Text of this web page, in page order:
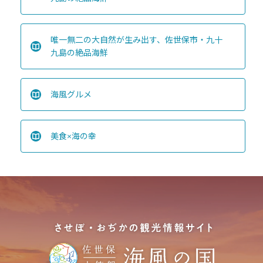
唯一無二の大自然が生み出す、佐世保市・九十
九島の絶品海鮮
海風グルメ
美食×海の幸